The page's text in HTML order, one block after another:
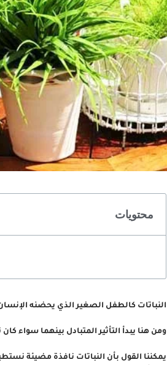
محتويات
النباتات كالطفل الصغير الذي يحضنه
ومن هنا يبدأ التأثير المتبادل بينهما سواء
يمكننا القول بأن النباتات نافذة مضيئة